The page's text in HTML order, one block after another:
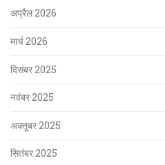
अप्रैल 2026
मार्च 2026
दिसंबर 2025
नवंबर 2025
अक्तूबर 2025
सितंबर 2025